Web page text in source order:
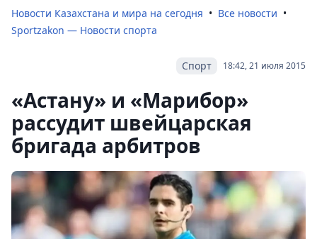
Новости Казахстана и мира на сегодня
Все новости
Sportzakon — Новости спорта
18:42, 21 июля 2015
Спорт
«Астану» и «Марибор»
рассудит швейцарская
бригада арбитров